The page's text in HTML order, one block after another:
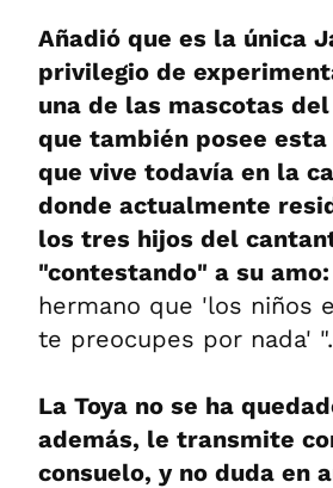
Añadió que es la única
privilegio de
una de las mascotas
que también posee
que vive todavía en la
donde actualmente
los tres hijos del
"contestando" a su amo:
hermano que 'los niños
te preocupes por nada' ".
La Toya no se ha
además, le transmite
consuelo, y no duda en